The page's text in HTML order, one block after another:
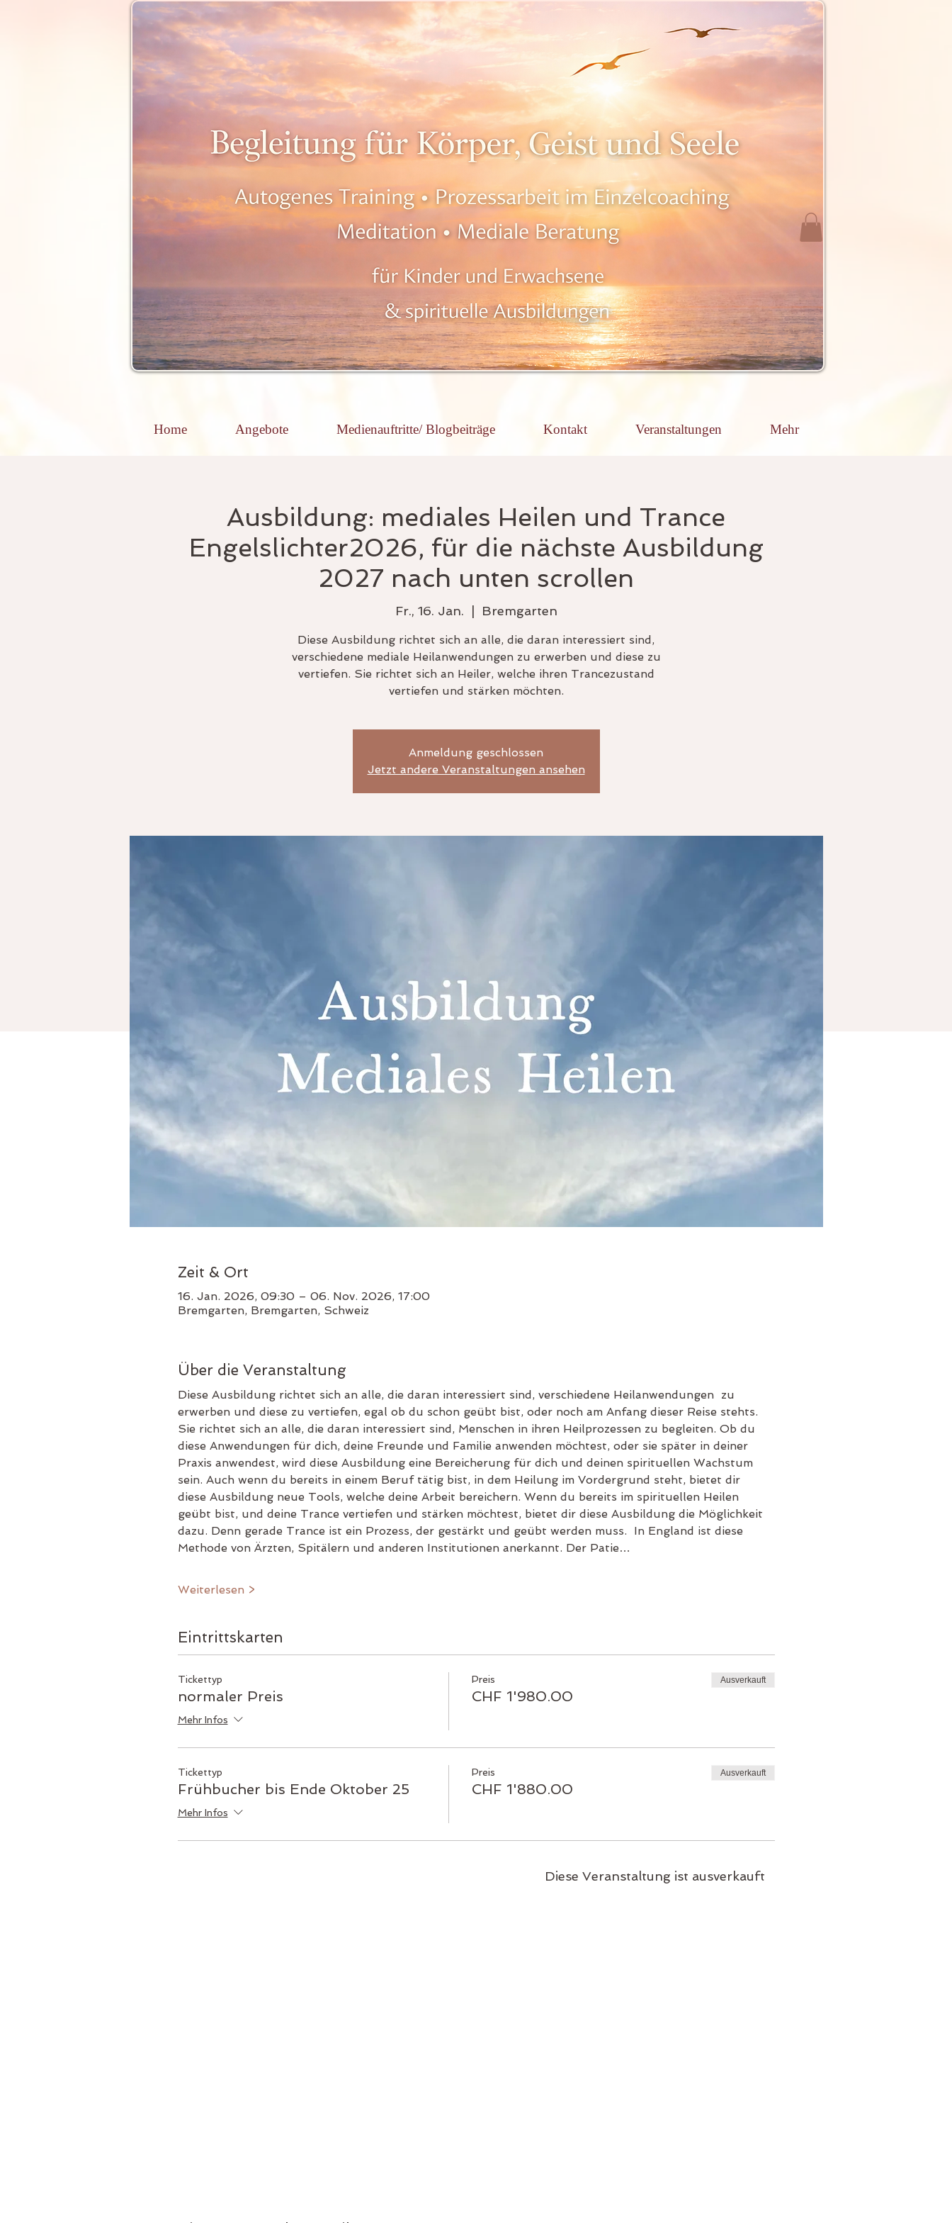
Home Angebote Medienauftritte/ Blogbeiträge Kontakt Veranstaltungen Mehr
Ausbildung: mediales Heilen und Trance
Engelslichter2026, für die nächste Ausbildung
2027 nach unten scrollen
Fr., 16. Jan. Bremgarten
Diese Ausbildung richtet sich an alle, die daran interessiert sind,
verschiedene mediale Heilanwendungen zu erwerben und diese zu
vertiefen. Sie richtet sich an Heiler, welche ihren Trancezustand
vertiefen und stärken möchten.
Anmeldung geschlossen
Jetzt andere Veranstaltungen ansehen
Zeit & Ort
16. Jan. 2026, 09:30 – 06. Nov. 2026, 17:00
Bremgarten, Bremgarten, Schweiz
Über die Veranstaltung
Diese Ausbildung richtet sich an alle, die daran interessiert sind, verschiedene Heilanwendungen  zu
erwerben und diese zu vertiefen, egal ob du schon geübt bist, oder noch am Anfang dieser Reise stehts.
Sie richtet sich an alle, die daran interessiert sind, Menschen in ihren Heilprozessen zu begleiten. Ob du
diese Anwendungen für dich, deine Freunde und Familie anwenden möchtest, oder sie später in deiner
Praxis anwendest, wird diese Ausbildung eine Bereicherung für dich und deinen spirituellen Wachstum
sein. Auch wenn du bereits in einem Beruf tätig bist, in dem Heilung im Vordergrund steht, bietet dir
diese Ausbildung neue Tools, welche deine Arbeit bereichern. Wenn du bereits im spirituellen Heilen
geübt bist, und deine Trance vertiefen und stärken möchtest, bietet dir diese Ausbildung die Möglichkeit
dazu. Denn gerade Trance ist ein Prozess, der gestärkt und geübt werden muss.  In England ist diese
Methode von Ärzten, Spitälern und anderen Institutionen anerkannt. Der Patie…
Weiterlesen >
Eintrittskarten
Tickettyp
normaler Preis
Mehr Infos
Preis
CHF 1'980.00
Ausverkauft
Tickettyp
Frühbucher bis Ende Oktober 25
Mehr Infos
Preis
CHF 1'880.00
Ausverkauft
Diese Veranstaltung ist ausverkauft